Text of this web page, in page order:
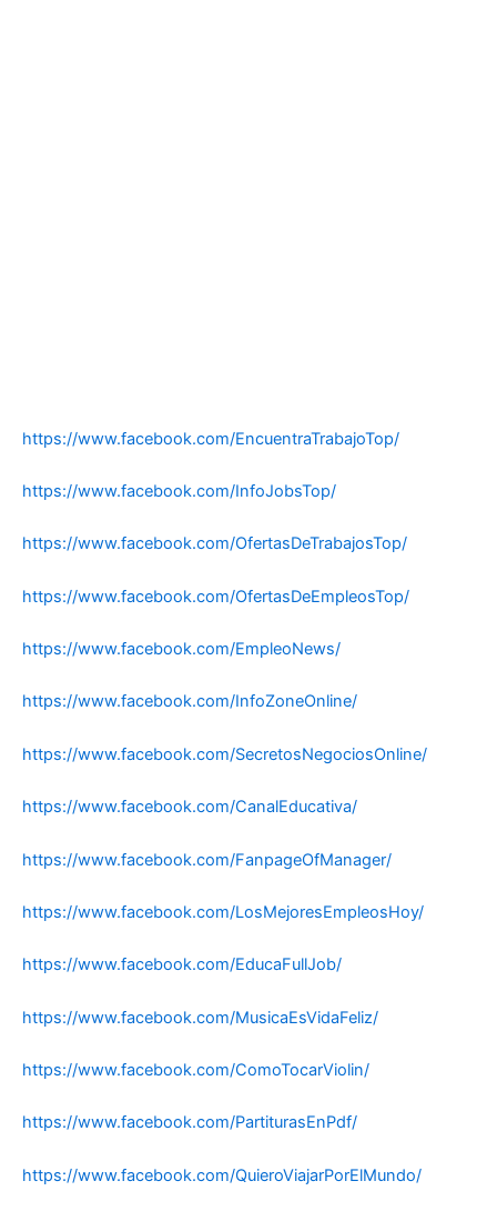
https://www.facebook.com/EncuentraTrabajoTop/
https://www.facebook.com/InfoJobsTop/
https://www.facebook.com/OfertasDeTrabajosTop/
https://www.facebook.com/OfertasDeEmpleosTop/
https://www.facebook.com/EmpleoNews/
https://www.facebook.com/InfoZoneOnline/
https://www.facebook.com/SecretosNegociosOnline/
https://www.facebook.com/CanalEducativa/
https://www.facebook.com/FanpageOfManager/
https://www.facebook.com/LosMejoresEmpleosHoy/
https://www.facebook.com/EducaFullJob/
https://www.facebook.com/MusicaEsVidaFeliz/
https://www.facebook.com/ComoTocarViolin/
https://www.facebook.com/PartiturasEnPdf/
https://www.facebook.com/QuieroViajarPorElMundo/